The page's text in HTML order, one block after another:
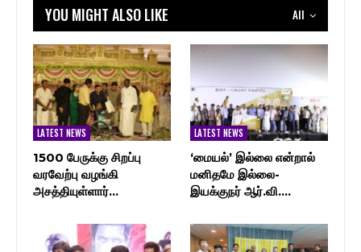
All
YOU MIGHT ALSO LIKE
LATEST NEWS
1500 பேருக்கு சிறப்பு
வரவேற்பு வழங்கி
அசத்தியுள்ளார்…
LATEST NEWS
‘மையல்’ இல்லை என்றால்
மனிதமே இல்லை-
இயக்குநர் ஆர்.வி.…